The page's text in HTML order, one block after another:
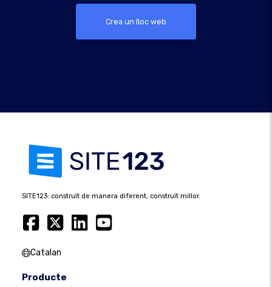
Crea un lloc web
SITE123: construït de manera diferent, construït millor.
Catalan
Producte